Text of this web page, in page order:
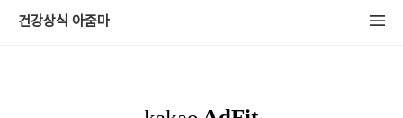
건강상식 아줌마